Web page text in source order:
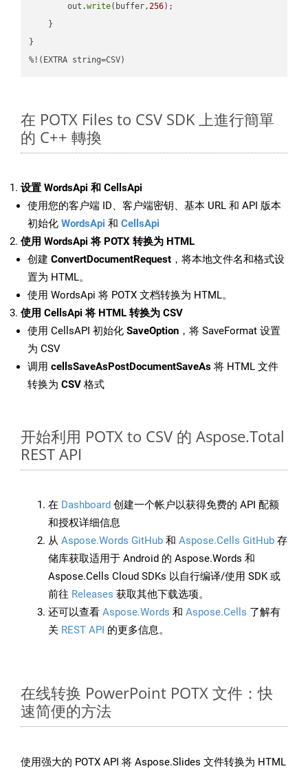
        out.
write(buffer,256);
    }
}
%!(EXTRA string=CSV)
在 POTX Files to CSV SDK 上進行簡單
的 C++ 轉換
设置 WordsApi 和 CellsApi
使用您的客户端 ID、客户端密钥、基本 URL 和 API 版本
初始化 WordsApi 和 CellsApi
使用 WordsApi 将 POTX 转换为 HTML
创建 ConvertDocumentRequest ，将本地文件名和格式设
置为 HTML。
使用 WordsApi 将 POTX 文档转换为 HTML。
使用 CellsApi 将 HTML 转换为 CSV
使用 CellsAPI 初始化 SaveOption ，将 SaveFormat 设置
为 CSV
调用 cellsSaveAsPostDocumentSaveAs 将 HTML 文件
转换为 CSV 格式
开始利用 POTX to CSV 的 Aspose.Total
REST API
在 Dashboard 创建一个帐户以获得免费的 API 配额
和授权详细信息
从 Aspose.Words GitHub 和 Aspose.Cells GitHub 存
储库获取适用于 Android 的 Aspose.Words 和
Aspose.Cells Cloud SDKs 以自行编译/使用 SDK 或
前往 Releases 获取其他下载选项。
还可以查看 Aspose.Words 和 Aspose.Cells 了解有
关 REST API 的更多信息。
在线转换 PowerPoint POTX 文件：快
速简便的方法
使用强大的 POTX API 将 Aspose.Slides 文件转换为 HTML